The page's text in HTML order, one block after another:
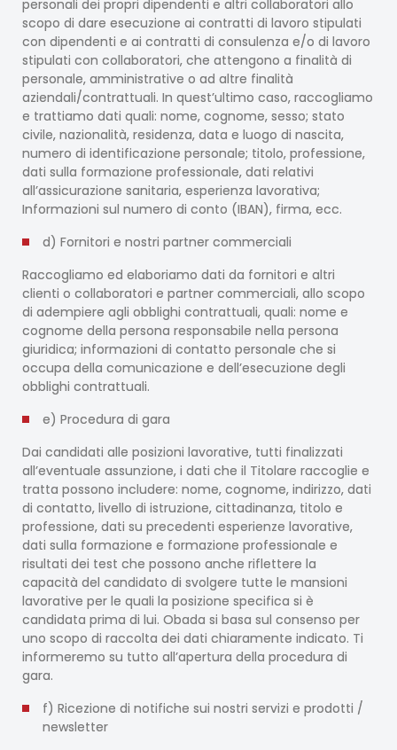
personali dei propri dipendenti e altri collaboratori allo
scopo di dare esecuzione ai contratti di lavoro stipulati
con dipendenti e ai contratti di consulenza e/o di lavoro
stipulati con collaboratori, che attengono a finalità di
personale, amministrative o ad altre finalità
aziendali/contrattuali. In quest’ultimo caso, raccogliamo
e trattiamo dati quali: nome, cognome, sesso; stato
civile, nazionalità, residenza, data e luogo di nascita,
numero di identificazione personale; titolo, professione,
dati sulla formazione professionale, dati relativi
all’assicurazione sanitaria, esperienza lavorativa;
Informazioni sul numero di conto (IBAN), firma, ecc.
d) Fornitori e nostri partner commerciali
Raccogliamo ed elaboriamo dati da fornitori e altri
clienti o collaboratori e partner commerciali, allo scopo
di adempiere agli obblighi contrattuali, quali: nome e
cognome della persona responsabile nella persona
giuridica; informazioni di contatto personale che si
occupa della comunicazione e dell’esecuzione degli
obblighi contrattuali.
e) Procedura di gara
Dai candidati alle posizioni lavorative, tutti finalizzati
all’eventuale assunzione, i dati che il Titolare raccoglie e
tratta possono includere: nome, cognome, indirizzo, dati
di contatto, livello di istruzione, cittadinanza, titolo e
professione, dati su precedenti esperienze lavorative,
dati sulla formazione e formazione professionale e
risultati dei test che possono anche riflettere la
capacità del candidato di svolgere tutte le mansioni
lavorative per le quali la posizione specifica si è
candidata prima di lui. Obada si basa sul consenso per
uno scopo di raccolta dei dati chiaramente indicato. Ti
informeremo su tutto all’apertura della procedura di
gara.
f) Ricezione di notifiche sui nostri servizi e prodotti /
newsletter